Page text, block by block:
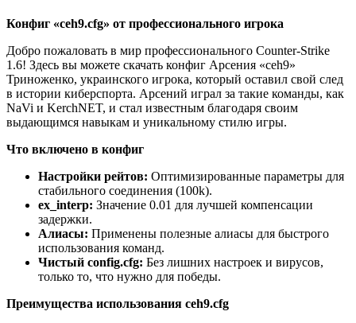
Конфиг «ceh9.cfg» от профессионального игрока
Добро пожаловать в мир профессионального Counter-Strike
1.6! Здесь вы можете скачать конфиг Арсения «ceh9»
Триноженко, украинского игрока, который оставил свой след
в истории киберспорта. Арсений играл за такие команды, как
NaVi и KerchNET, и стал известным благодаря своим
выдающимся навыкам и уникальному стилю игры.
Что включено в конфиг
Настройки рейтов: Оптимизированные параметры для
стабильного соединения (100k).
ex_interp: Значение 0.01 для лучшей компенсации
задержки.
Алиасы: Применены полезные алиасы для быстрого
использования команд.
Чистый config.cfg: Без лишних настроек и вирусов,
только то, что нужно для победы.
Преимущества использования ceh9.cfg